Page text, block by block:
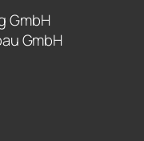
GmbH
GmbH